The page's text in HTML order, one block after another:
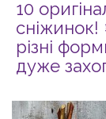
10
різні
дуже